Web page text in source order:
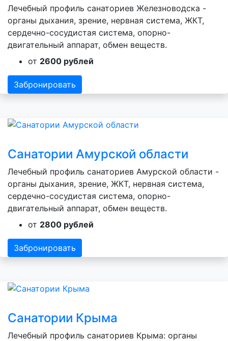
Лечебный профиль санаториев Железноводска -
органы дыхания, зрение, нервная система, ЖКТ,
сердечно-сосудистая система, опорно-
двигательный аппарат, обмен веществ.
от 2600 рублей
Забронировать
Санатории Амурской области
Лечебный профиль санаториев Амурской области -
органы дыхания, зрение, ЖКТ, нервная система,
сердечно-сосудистая система, опорно-
двигательный аппарат, обмен веществ.
от 2800 рублей
Забронировать
Санатории Крыма
Лечебный профиль санаториев Крыма: органы